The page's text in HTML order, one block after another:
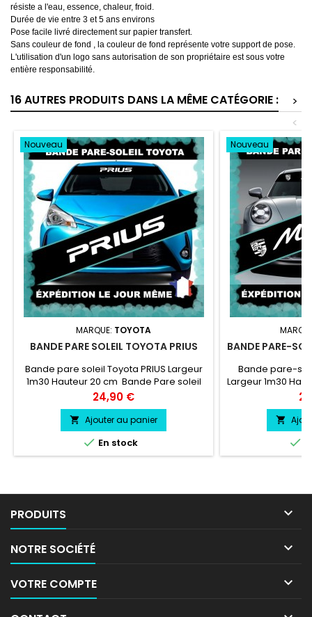
résiste a l'eau, essence, chaleur, froid.
Durée de vie entre 3 et 5 ans environs
Pose facile livré directement sur papier transfert.
Sans couleur de fond , la couleur de fond représente votre support de pose.
L'utilisation d'un logo sans autorisation de son propriétaire est sous votre
entière responsabilité.
16 AUTRES PRODUITS DANS LA MÊME CATÉGORIE :
>
<
Nouveau
MARQUE: TOYOTA
BANDE PARE SOLEIL TOYOTA PRIUS
Bande pare soleil Toyota PRIUS Largeur
1m30 Hauteur 20 cm Bande Pare soleil
couleur au choix Logo Toyota
PRIUS couleur au choix
Prix
24,90 €
 Ajouter au panier
 En stock
Nouveau
BANDE PARE-
Bande pare-
Largeur 1m30
soleil couleur
MACAN


PRODUITS 
NOTRE SOCIÉTÉ 
VOTRE COMPTE 